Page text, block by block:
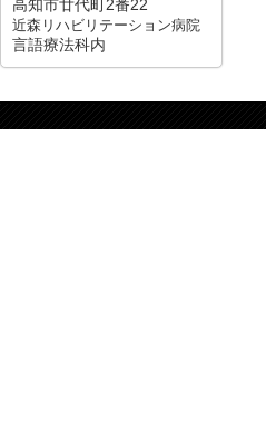
高知市廿代町2番22
近森リハビリテーション病院
言語療法科内